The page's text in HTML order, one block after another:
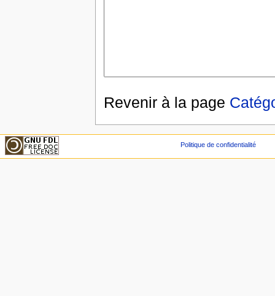
Revenir à la page
Politique de confidentialité